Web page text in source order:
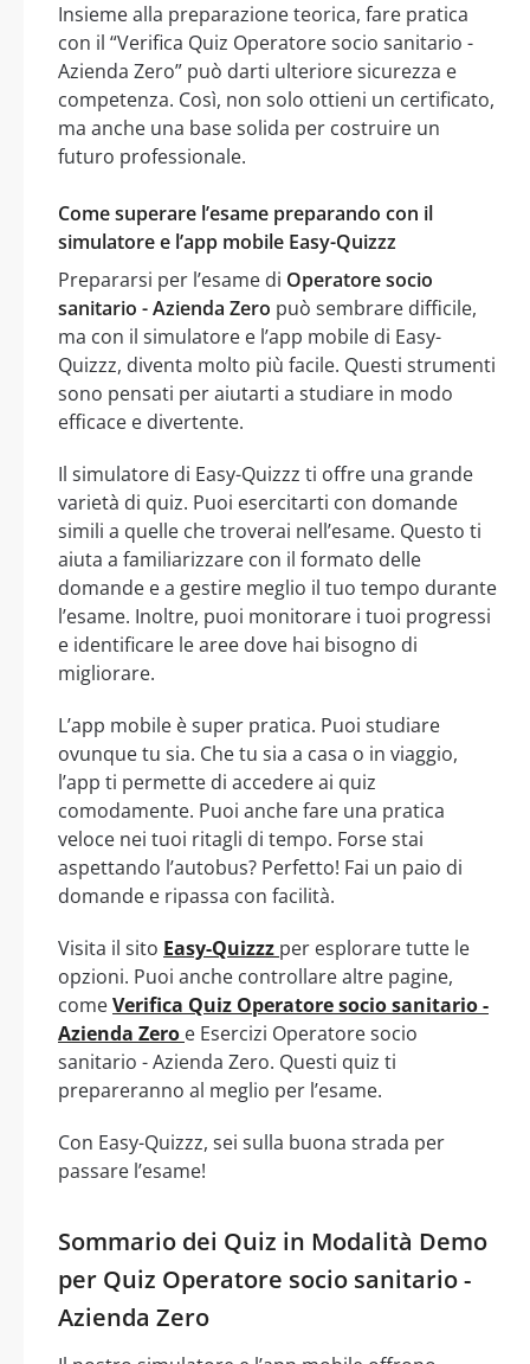
Insieme alla preparazione teorica, fare pratica
con il “Verifica Quiz Operatore socio sanitario -
Azienda Zero” può darti ulteriore sicurezza e
competenza. Così, non solo ottieni un certificato,
ma anche una base solida per costruire un
futuro professionale.
Come superare l’esame preparando con il
simulatore e l’app mobile Easy-Quizzz
Prepararsi per l’esame di Operatore socio
sanitario - Azienda Zero può sembrare difficile,
ma con il simulatore e l’app mobile di Easy-
Quizzz, diventa molto più facile. Questi strumenti
sono pensati per aiutarti a studiare in modo
efficace e divertente.
Il simulatore di Easy-Quizzz ti offre una grande
varietà di quiz. Puoi esercitarti con domande
simili a quelle che troverai nell’esame. Questo ti
aiuta a familiarizzare con il formato delle
domande e a gestire meglio il tuo tempo durante
l’esame. Inoltre, puoi monitorare i tuoi progressi
e identificare le aree dove hai bisogno di
migliorare.
L’app mobile è super pratica. Puoi studiare
ovunque tu sia. Che tu sia a casa o in viaggio,
l’app ti permette di accedere ai quiz
comodamente. Puoi anche fare una pratica
veloce nei tuoi ritagli di tempo. Forse stai
aspettando l’autobus? Perfetto! Fai un paio di
domande e ripassa con facilità.
Visita il sito Easy-Quizzz per esplorare tutte le
opzioni. Puoi anche controllare altre pagine,
comeVerifica Quiz Operatore socio sanitario -
Azienda Zero e Esercizi Operatore socio
sanitario - Azienda Zero. Questi quiz ti
prepareranno al meglio per l’esame.
Con Easy-Quizzz, sei sulla buona strada per
passare l’esame!
Sommario dei Quiz in Modalità Demo
per Quiz Operatore socio sanitario -
Azienda Zero